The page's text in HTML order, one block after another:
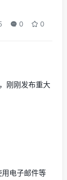
0 0
，刚刚发布重大
电子邮件等